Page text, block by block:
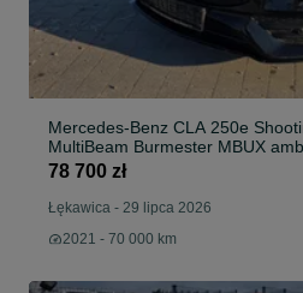
Mercedes-Benz CLA 250e
MultiBeam Burmester MBUX
78 700 zł
Łękawica - 29 lipca 2026
2021 - 70 000 km